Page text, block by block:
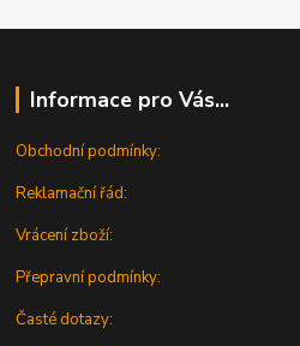
Informace pro Vás...
Obchodní podmínky:
Reklamační řád:
Vrácení zboží:
Přepravní podmínky:
Časté dotazy: